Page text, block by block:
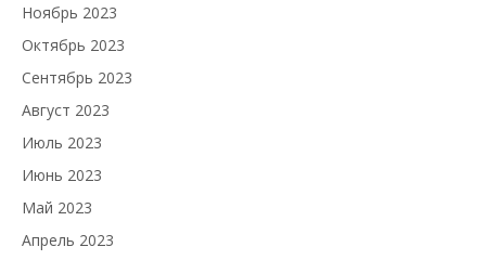
Ноябрь 2023
Октябрь 2023
Сентябрь 2023
Август 2023
Июль 2023
Июнь 2023
Май 2023
Апрель 2023